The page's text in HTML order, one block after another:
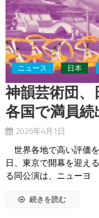
ニュース 日本
神韻芸術団
各国で満員
2026年4月1日
世界各地で高い評価
日、東京で開幕を迎え
る同公演は、ニューヨ
続きを読む